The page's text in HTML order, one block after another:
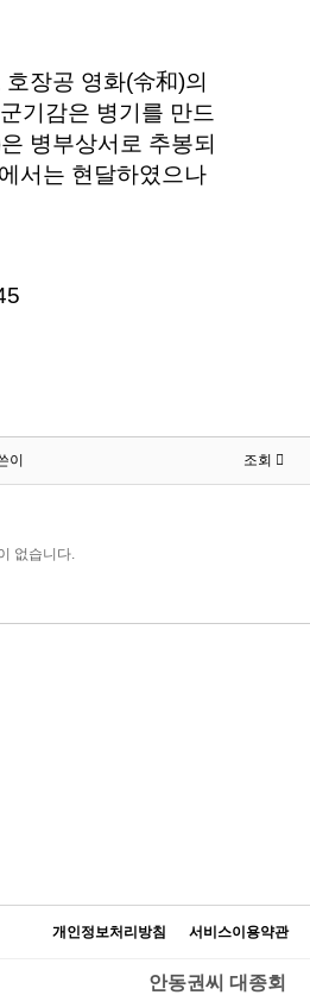
장공 영화(令和)의
기감은 병기를 만드
병부상서로 추봉되
서는 현달하였으나
이 조회
없습니다.
개인정보처리방침 서비스이용약관
안동권씨 대종회